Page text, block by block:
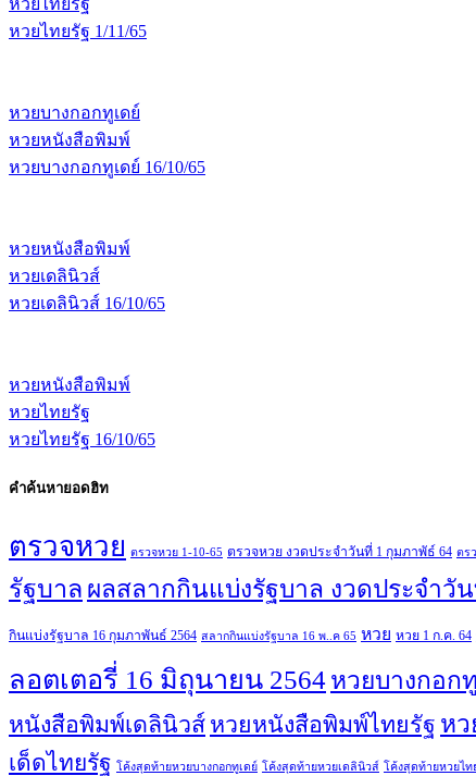
หวยไทยรัฐ 1/11/65
หวยบางกอกทูเดย์
หวยหนังสือพิมพ์
หวยบางกอกทูเดย์ 16/10/65
หวยหนังสือพิมพ์
หวยเดลินิวส์
หวยเดลินิวส์ 16/10/65
หวยหนังสือพิมพ์
หวยไทยรัฐ
หวยไทยรัฐ 16/10/65
คำค้นหายอดฮิท
ตรวจหวย ตรวจหวย 1-10-65 ตรวจหวย งวดประจำวันที่ 1 กุมภาพัธ์ 64 ตร
รัฐบาล ผลสลากกินแบ่งรัฐบาล งวดประจำวั
กินแบ่งรัฐบาล 16 กุมภาพันธ์ 2564 สลากกินแบ่งรัฐบาล 16 พ..ค 65 หวย หวย 1 ก.ค. 64
ลอตเตอรี่ 16 มิถุนายน 2564 หวยบางกอก
หนังสือพิมพ์เดลินิวส์ หวยหนังสือพิมพ์ไทยรัฐ หว
เด็ดไทยรัฐ โค้งสุดท้ายหวยบางกอกทูเดย์ โค้งสุดท้ายหวยเดลินิวส์ โค้งสุดท้ายหวยไท